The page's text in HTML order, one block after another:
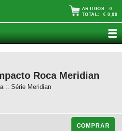
ARTIGOS: 0
TOTAL: € 0,00
Roca Meridian
:: Série Meridian
COMPRAR